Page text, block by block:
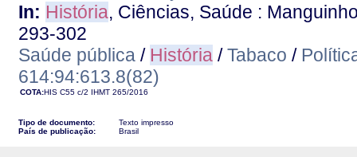
In: História, Ciências, Saúde :
293-302
Saúde pública / História /Tabaco /
614:94:613.8(82)
COTA:HIS C55 c/2 IHMT 265/2016
Tipo de documento:
Texto impresso
País de publicação:
Brasil